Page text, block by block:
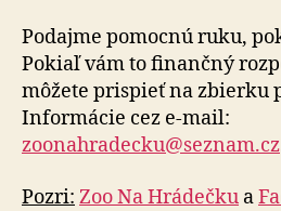
Podajme pomocnú ruku,
Pokiaľ vám to finančný
môžete prispieť na zbierku
Informácie cez e-mail:
zoonahradecku@seznam.cz
Pozri: Zoo Na Hrádečku a